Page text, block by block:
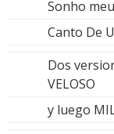
Sonho
Canto De
Dos
VELOSO
y luego